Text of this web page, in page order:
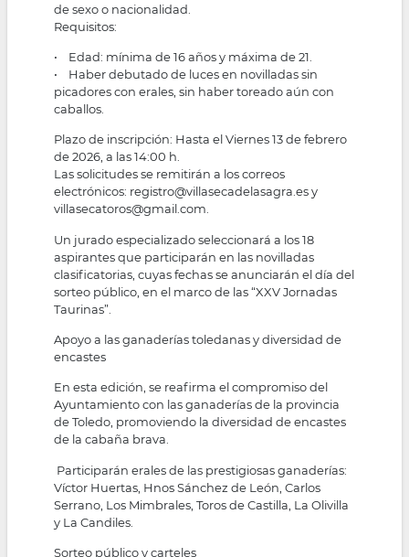
de sexo o nacionalidad.
Requisitos:
• Edad: mínima de 16 años y máxima de 21.
• Haber debutado de luces en novilladas sin
picadores con erales, sin haber toreado aún con
caballos.
Plazo de inscripción: Hasta el Viernes 13 de febrero
de 2026, a las 14:00 h.
Las solicitudes se remitirán a los correos
electrónicos: registro@villasecadelasagra.es y
villasecatoros@gmail.com.
Un jurado especializado seleccionará a los 18
aspirantes que participarán en las novilladas
clasificatorias, cuyas fechas se anunciarán el día del
sorteo público, en el marco de las “XXV Jornadas
Taurinas”.
Apoyo a las ganaderías toledanas y diversidad de
encastes
En esta edición, se reafirma el compromiso del
Ayuntamiento con las ganaderías de la provincia
de Toledo, promoviendo la diversidad de encastes
de la cabaña brava.
Participarán erales de las prestigiosas ganaderías:
Víctor Huertas, Hnos Sánchez de León, Carlos
Serrano, Los Mimbrales, Toros de Castilla, La Olivilla
y La Candiles.
Sorteo público y carteles